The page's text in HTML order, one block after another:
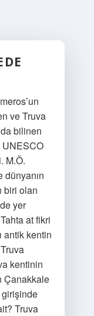
ve Truva
da bilinen
UNESCO
M.Ö.
dünyanın
biri olan
yer
at fikri
antik kentin
kentinin
Çanakkale
Truva